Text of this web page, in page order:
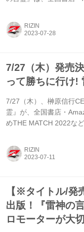
開催される『雷祭り
売記念撮影会を実施す
RIZIN
7/27（木）発売
って勝ちに行け!
7/27（木）、榊原信行
霊』が、全国書店・
めTHE MATCH 2022な
ぞ！ 現在Amazonにて
しよう！ 概要 タイトル
RIZIN
【※タイトル/発
出版！『雷神の
ロモーターが大